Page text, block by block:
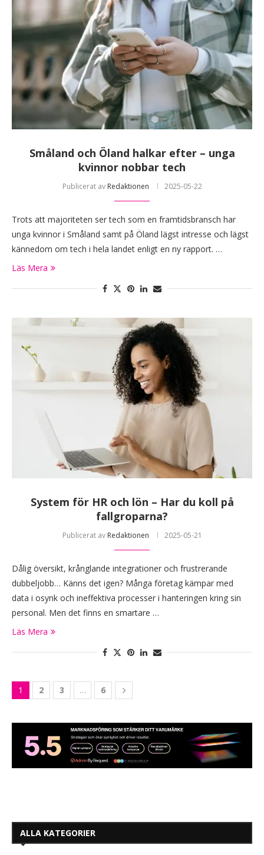
Småland och Öland halkar efter – unga
kvinnor nobbar tech
Publicerat av Redaktionen 2025-05-22
Trots att majoriteten ser tech som en framtidsbransch har
unga kvinnor i Småland samt på Öland lägst intresse och lägst
kännedom om tech i hela landet enligt en ny rapport. …
Läs Mera
System för HR och lön – Har du koll på
fallgroparna?
Publicerat av Redaktionen 2025-05-21
Dålig översikt, krånglande integrationer och frustrerande
dubbeljobb… Känns det igen? Många företag kämpar med
data i osynk och ineffektiva processer i hanteringen kring sin
personal. Men det finns en smartare …
Läs Mera
1 2 3 … 6
ALLA KATEGORIER